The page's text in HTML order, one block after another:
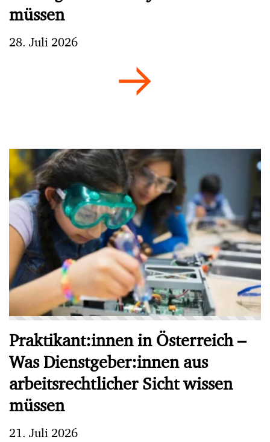
müssen
28. Juli 2026
Praktikant:innen in Österreich –
Was Dienstgeber:innen aus
arbeitsrechtlicher Sicht wissen
müssen
21. Juli 2026